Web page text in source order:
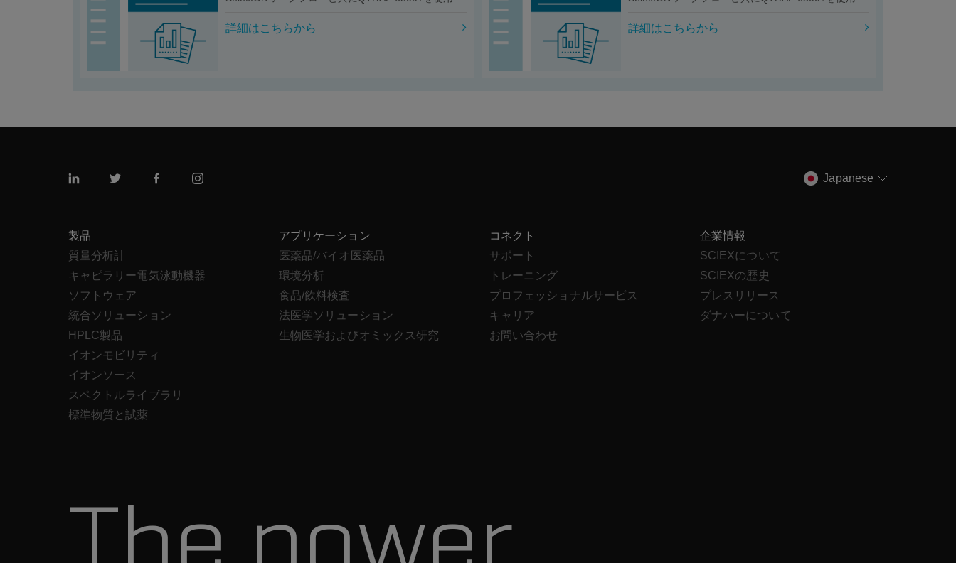
詳細はこちらから 詳細はこちらから
リンクトインツイッターフェイスブックインスタグラム Japanese
製品
質量分析計
キャピラリー電気泳動機器
ソフトウェア
統合ソリューション
HPLC製品
イオンモビリティ
イオンソース
スペクトルライブラリ
標準物質と試薬
アプリケーション
医薬品/バイオ医薬品
環境分析
食品/飲料検査
法医学ソリューション
生物医学およびオミックス研究
コネクト
サポート
トレーニング
プロフェッショナルサービス
キャリア
お問い合わせ
企業情報
SCIEXについて
SCIEXの歴史
プレスリリース
ダナハーについて